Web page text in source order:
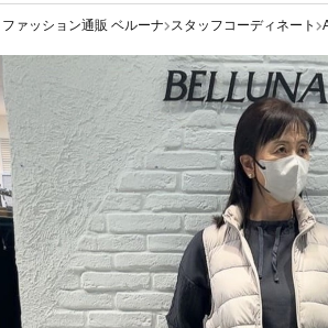
ファッション通販 ベルーナ スタッフコーディネート